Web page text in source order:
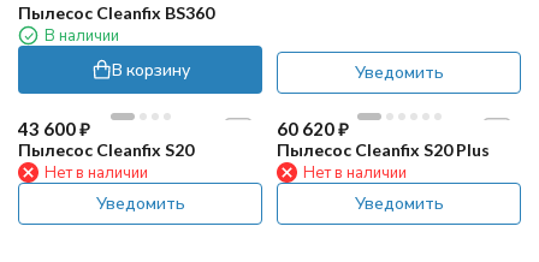
Пылесос Cleanfix BS360
В наличии
В корзину Уведомить
43 600₽
Пылесос Cleanfix S20
Нет в наличии
Уведомить
60 620₽
Пылесос Cleanfix S20 Plus
Нет в наличии
Уведомить